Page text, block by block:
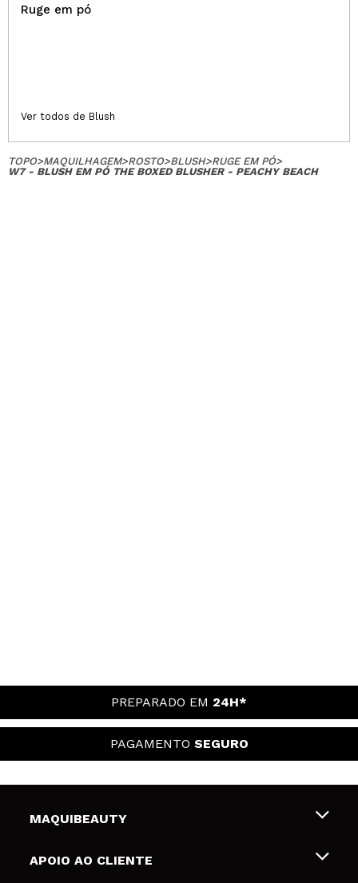
Ruge em pó
Ver todos de Blush
TOPO>MAQUILHAGEM>ROSTO>BLUSH>RUGE EM PÓ>
W7 - BLUSH EM PÓ THE BOXED BLUSHER - PEACHY BEACH
PREPARADO EM 24H*
PAGAMENTO SEGURO
MAQUIBEAUTY
Sobre nós
APOIO AO CLIENTE